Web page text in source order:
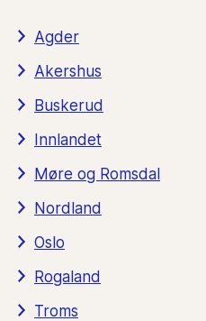
Agder
Akershus
Buskerud
Innlandet
Møre og Romsdal
Nordland
Oslo
Rogaland
Troms